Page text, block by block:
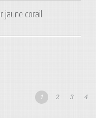
jaune corail
1 2 3 4